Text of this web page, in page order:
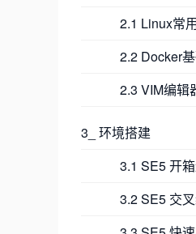
2.1 Linux
2.2 Docker
2.3 VIM编
3_ 环境搭建
3.1 SE5 开
3.2 SE5 交